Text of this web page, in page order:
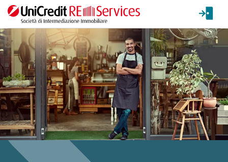
La ricerca verrà inviata automaticamente alla selezione delle